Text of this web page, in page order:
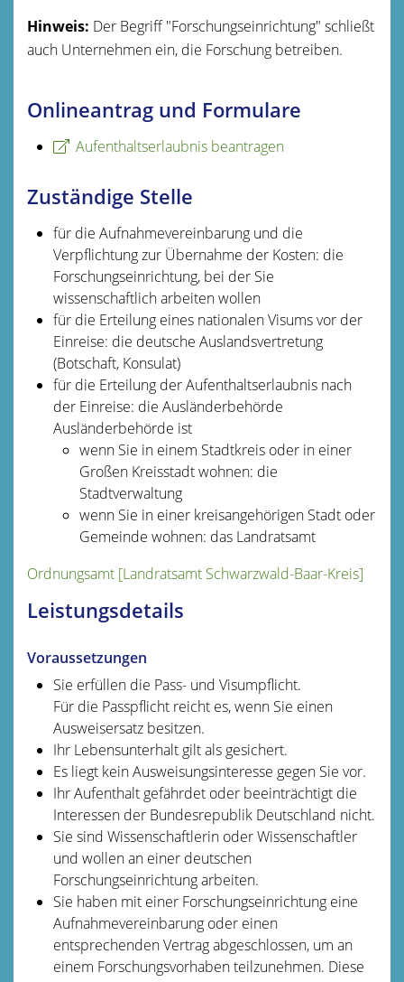
Hinweis: Der Begriff "Forschungseinrichtung" schließt
auch Unternehmen ein, die Forschung betreiben.
Onlineantrag und Formulare
Aufenthaltserlaubnis beantragen
Zuständige Stelle
für die Aufnahmevereinbarung und die
Verpflichtung zur Übernahme der Kosten: die
Forschungseinrichtung, bei der Sie
wissenschaftlich arbeiten wollen
für die Erteilung eines nationalen Visums vor der
Einreise: die deutsche Auslandsvertretung
(Botschaft, Konsulat)
für die Erteilung der Aufenthaltserlaubnis nach
der Einreise: die Ausländerbehörde
Ausländerbehörde ist
wenn Sie in einem Stadtkreis oder in einer
Großen Kreisstadt wohnen: die
Stadtverwaltung
wenn Sie in einer kreisangehörigen Stadt oder
Gemeinde wohnen: das Landratsamt
Ordnungsamt [Landratsamt Schwarzwald-Baar-Kreis]
Leistungsdetails
Voraussetzungen
Sie erfüllen die Pass- und Visumpflicht.
Für die Passpflicht reicht es, wenn Sie einen
Ausweisersatz besitzen.
Ihr Lebensunterhalt gilt als gesichert.
Es liegt kein Ausweisungsinteresse gegen Sie vor.
Ihr Aufenthalt gefährdet oder beeinträchtigt die
Interessen der Bundesrepublik Deutschland nicht.
Sie sind Wissenschaftlerin oder Wissenschaftler
und wollen an einer deutschen
Forschungseinrichtung arbeiten.
Sie haben mit einer Forschungseinrichtung eine
Aufnahmevereinbarung oder einen
entsprechenden Vertrag abgeschlossen, um an
einem Forschungsvorhaben teilzunehmen. Diese